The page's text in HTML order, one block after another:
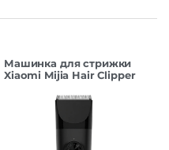
Машинка для стрижки
Xiaomi Mijia Hair Clipper